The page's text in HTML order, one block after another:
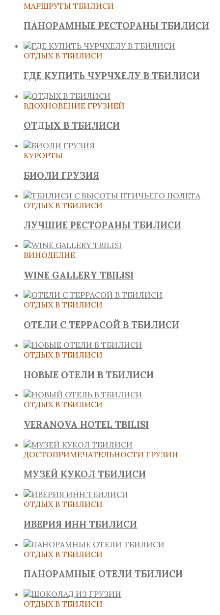
МАРШРУТЫ ТБИЛИСИ
ПАНОРАМНЫЕ РЕСТОРАНЫ ТБИЛИСИ
ОТДЫХ В ТБИЛИСИ
ГДЕ КУПИТЬ ЧУРЧХЕЛУ В ТБИЛИСИ
ВДОХНОВЕНИЕ ГРУЗИЕЙ
ОТДЫХ В ТБИЛИСИ
КУРОРТЫ
БИОЛИ ГРУЗИЯ
ОТДЫХ В ТБИЛИСИ
ЛУЧШИЕ РЕСТОРАНЫ ТБИЛИСИ
ВИНОДЕЛИЕ
WINE GALLERY TBILISI
ОТДЫХ В ТБИЛИСИ
ОТЕЛИ С ТЕРРАСОЙ В ТБИЛИСИ
ОТДЫХ В ТБИЛИСИ
НОВЫЕ ОТЕЛИ В ТБИЛИСИ
ОТДЫХ В ТБИЛИСИ
VERANOVA HOTEL TBILISI
ДОСТОПРИМЕЧАТЕЛЬНОСТИ ГРУЗИИ
МУЗЕЙ КУКОЛ ТБИЛИСИ
ОТДЫХ В ТБИЛИСИ
ИВЕРИЯ ИНН ТБИЛИСИ
ОТДЫХ В ТБИЛИСИ
ПАНОРАМНЫЕ ОТЕЛИ ТБИЛИСИ
ОТДЫХ В ТБИЛИСИ